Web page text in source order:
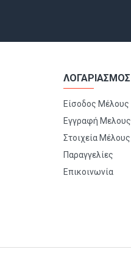
ΛΟΓΑΡΙΑΣΜΟΣ
Είσοδος Μέλους
Εγγραφή Μελους
Στοιχεία Μέλους
Παραγγελίες
Επικοινωνία